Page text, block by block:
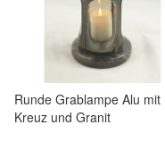
Runde Grablampe Alu mit
Kreuz und Granit